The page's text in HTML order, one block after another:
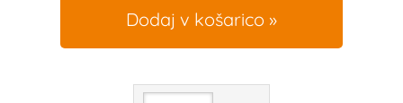
Dodaj v košarico